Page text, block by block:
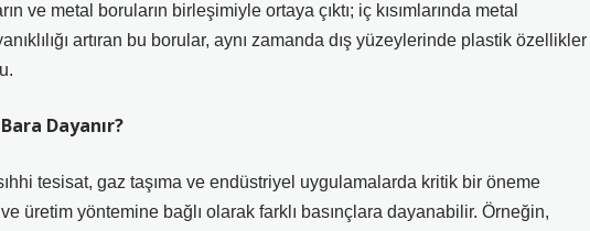
ve metal boruların birleşimiyle ortaya çıktı; iç kısımlarında metal
artıran bu borular, aynı zamanda dış yüzeylerinde plastik özellikler
Dayanır?
tesisat, gaz taşıma ve endüstriyel uygulamalarda kritik bir öneme
üretim yöntemine bağlı olarak farklı basınçlara dayanabilir. Örneğin,